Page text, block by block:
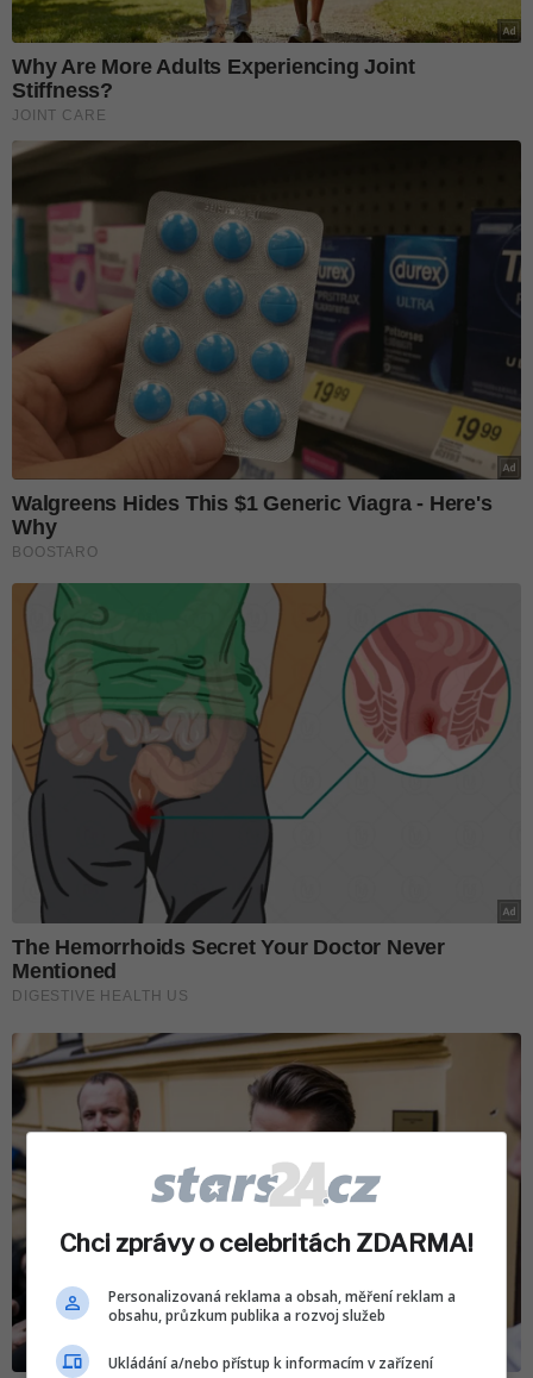
Chci zprávy o celebritách ZDARMA!
Personalizovaná reklama a obsah, měření reklam a
obsahu, průzkum publika a rozvoj služeb
Ukládání a/nebo přístup k informacím v zařízení